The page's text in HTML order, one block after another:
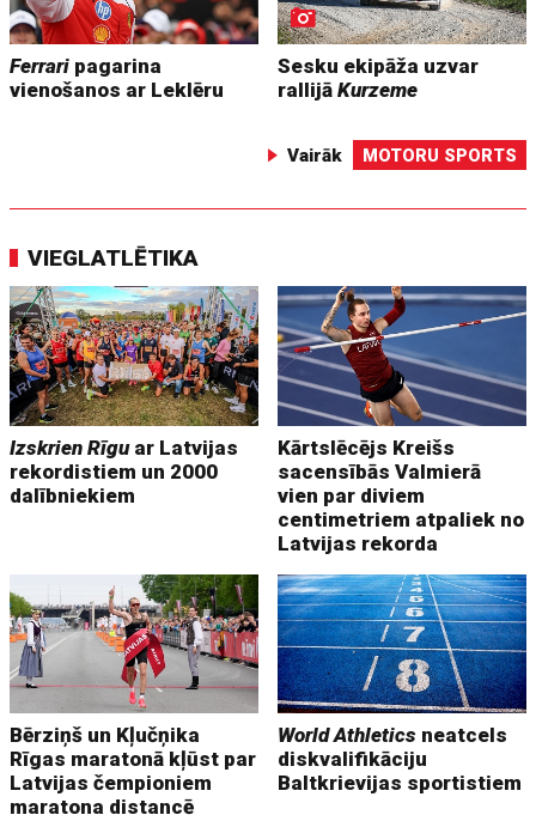
Ferrari pagarina
vienošanos ar Leklēru
Sesku ekipāža uzvar
rallijāKurzeme
Vairāk MOTORU SPORTS
VIEGLATLĒTIKA
Izskrien Rīguar Latvijas
rekordistiem un 2000
dalībniekiem
Kārtslēcējs Kreišs
sacensībās Valmierā
vien par diviem
centimetriem atpaliek no
Latvijas rekorda
Bērziņš un Kļučņika
Rīgas maratonā kļūst par
Latvijas čempioniem
maratona distancē
World Athletics neatcels
diskvalifikāciju
Baltkrievijas sportistiem